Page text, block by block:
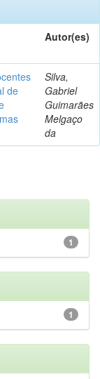
Autor(es)
de
Silva,
Gabriel
Guimarães
Melgaço
da
1
1